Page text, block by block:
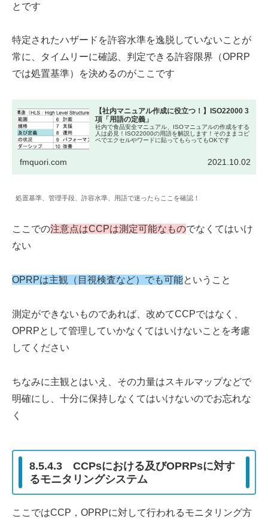
とです
特定されたハザードを許容水準を逸脱していないことが
常に、タイムリーに確認、判定できる許容限界（OPRP
では処置基準）を決めるのがここです
【社内マニュアル作成に役立つ！】ISO22000 3
項「用語の定義」
社内で食品安全マニュアル、ISOマニュアルの作成をする
人は必見！ISO22000の用語を解説します！そのままコピ
ペでエクセルやワードに貼ってもらってもOKです
fmquori.com 2021.10.02
処置基準、管理手段、許容水準、用語で迷ったらここを確認！
ここでの注意点はCCPは測定可能なものでなくてはいけ
ない
OPRPは主観（目視検査など）でも可能ということ
測定ができないものであれば、改めてCCPではなく、
OPRPとして管理していかなくてはいけないことを考慮
してください
ちなみに主観とはいえ、その力量はスキルマップなどで
明確にし、十分に保持しなくてはいけないのでお忘れな
く
8.5.4.3 CCPsにおける及びOPRPsに対す
るモニタリングシステム
ここではCCP，OPRPに対して行われるモニタリング方